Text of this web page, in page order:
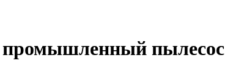
промышленный пылесос